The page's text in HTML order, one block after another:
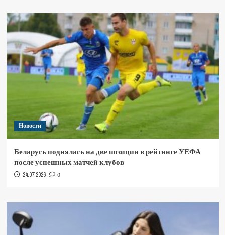
Новости
Беларусь поднялась на две позиции в рейтинге УЕФА
после успешных матчей клубов
24.07.2026 0